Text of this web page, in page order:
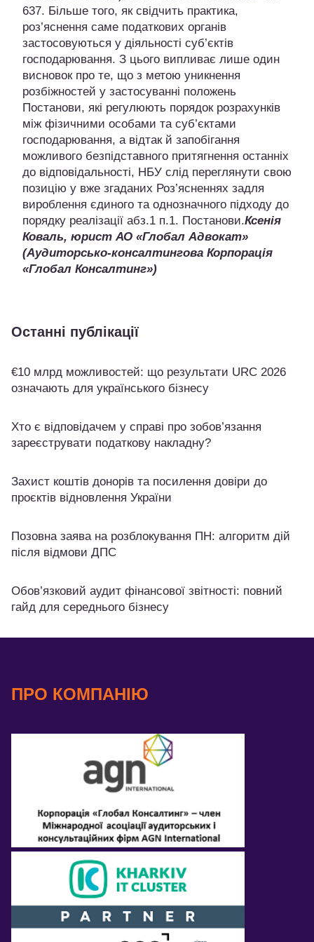
637. Більше того, як свідчить практика,
роз’яснення саме податкових органів
застосовуються у діяльності суб’єктів
господарювання. З цього випливає лише один
висновок про те, що з метою уникнення
розбіжностей у застосуванні положень
Постанови, які регулюють порядок розрахунків
між фізичними особами та суб’єктами
господарювання, а відтак й запобігання
можливого безпідставного притягнення останніх
до відповідальності, НБУ слід переглянути свою
позицію у вже згаданих Роз’ясненнях задля
вироблення єдиного та однозначного підходу до
порядку реалізації абз.1 п.1. Постанови.Ксенія
Коваль, юрист АО «Глобал Адвокат»
(Аудиторсько-консалтингова Корпорація
«Глобал Консалтинг»)
Останні публікації
€10 млрд можливостей: що результати URC 2026
означають для українського бізнесу
Хто є відповідачем у справі про зобов’язання
зареєструвати податкову накладну?
Захист коштів донорів та посилення довіри до
проєктів відновлення України
Позовна заява на розблокування ПН: алгоритм дій
після відмови ДПС
Обов’язковий аудит фінансової звітності: повний
гайд для середнього бізнесу
ПРО КОМПАНІЮ